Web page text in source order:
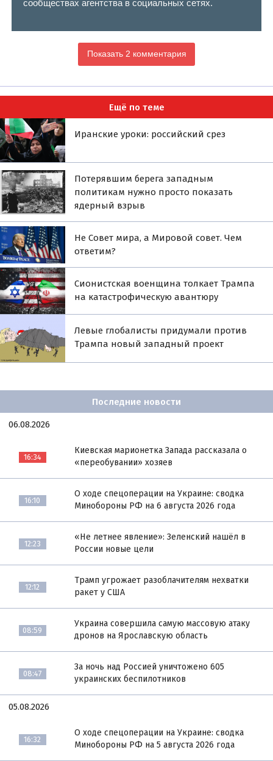
сообществах агентства в социальных сетях.
Показать 2 комментария
Ещё по теме
Иранские уроки: российский срез
Потерявшим берега западным
политикам нужно просто показать
ядерный взрыв
Не Совет мира, а Мировой совет. Чем
ответим?
Сионистская военщина толкает Трампа
на катастрофическую авантюру
Левые глобалисты придумали против
Трампа новый западный проект
Последние новости
06.08.2026
16:34
Киевская марионетка Запада рассказала о
«переобувании» хозяев
16:10
О ходе спецоперации на Украине: сводка
Минобороны РФ на 6 августа 2026 года
12:23
«Не летнее явление»: Зеленский нашёл в
России новые цели
12:12
Трамп угрожает разоблачителям нехватки
ракет у США
08:59
Украина совершила самую массовую атаку
дронов на Ярославскую область
08:47
За ночь над Россией уничтожено 605
украинских беспилотников
05.08.2026
16:32
О ходе спецоперации на Украине: сводка
Минобороны РФ на 5 августа 2026 года